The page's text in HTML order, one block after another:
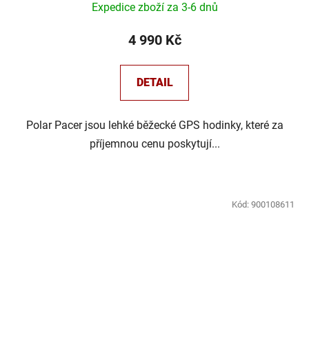
Expedice zboží za 3-6 dnů
4 990 Kč
DETAIL
Polar Pacer jsou lehké běžecké GPS hodinky, které za
příjemnou cenu poskytují...
Kód: 900108611